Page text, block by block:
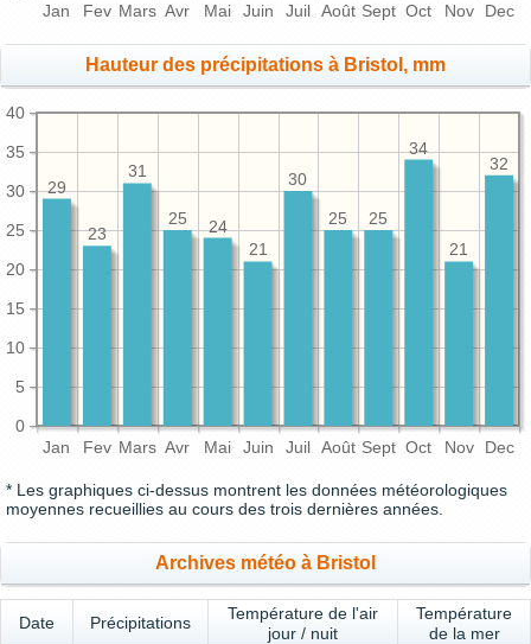
Jan Fev Mars Avr Mai Juin Juil Août Sept Oct Nov Dec
Hauteur des précipitations à Bristol, mm
Jan Fev Mars Avr Mai Juin Juil Août Sept Oct Nov Dec
0
5
10
15
20
25
30
35
40
32
21
34
25
25
30
21
24
25
31
23
29
* Les graphiques ci-dessus montrent les données météorologiques
moyennes recueillies au cours des trois dernières années.
Archives météo à Bristol
Date Précipitations
Température de l'air
jour / nuit
Température
de la mer